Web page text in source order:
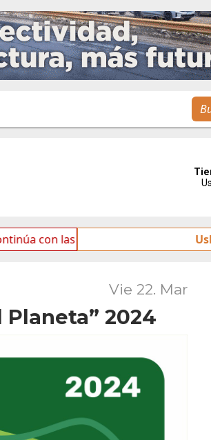
las tareas de mantenimiento y
Vie 22. Mar
Planeta” 2024